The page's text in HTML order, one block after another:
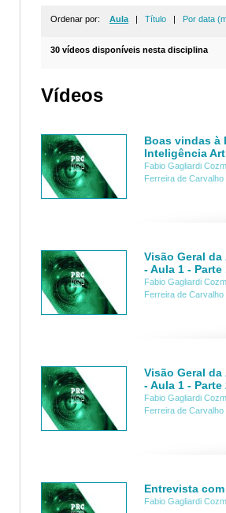
Ordenar por: Aula | Título | Por data
30 vídeos disponíveis nesta disciplina
Vídeos
Boas vindas à
Inteligência
Fabio Gagliardi
Ferreira de
Visão Geral
- Aula 1 - Parte
Fabio Gagliardi
Ferreira de
Visão Geral
- Aula 1 - Parte
Fabio Gagliardi
Ferreira de
Entrevista
Fabio Gagliardi